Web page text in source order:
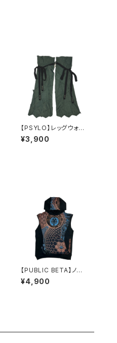
【PSYLO】レッグウォー
マー＊Abstract Peco
Legwarmers
¥3,900
【PUBLIC BETA】ノー
スリーブフーディーAM
ENTAL DIVER
¥4,900